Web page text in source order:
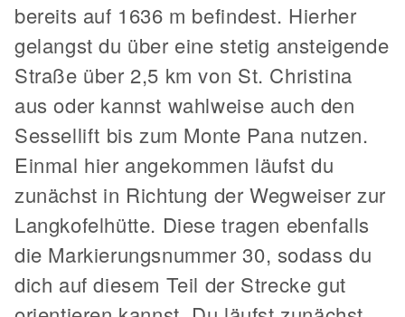
bereits auf 1636 m befindest. Hierher
gelangst du über eine stetig ansteigende
Straße über 2,5 km von St. Christina
aus oder kannst wahlweise auch den
Sessellift bis zum Monte Pana nutzen.
Einmal hier angekommen läufst du
zunächst in Richtung der Wegweiser zur
Langkofelhütte. Diese tragen ebenfalls
die Markierungsnummer 30, sodass du
dich auf diesem Teil der Strecke gut